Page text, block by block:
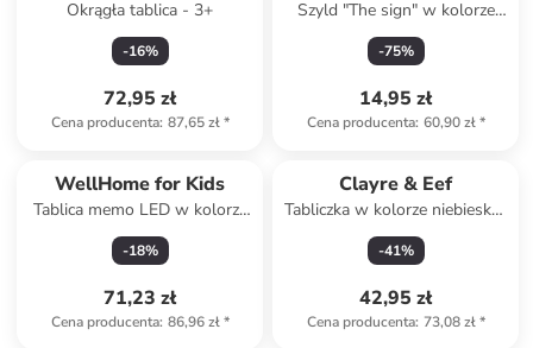
Okrągła tablica - 3+
-16%
72,95 zł
Cena producenta: 87,65 zł*
Szyld "The sign" w kolorze
jasnoróżowym - 21 x 7,6 cm
-75%
14,95 zł
Cena producenta: 60,90 zł*
WellHome for Kids
Tablica memo LED w kolorze
czarnym - 45 x 60 cm
-18%
71,23 zł
Cena producenta: 86,96 zł*
Clayre & Eef
Tabliczka w kolorze niebiesko-
żółtym z napisem - 50 x 40
cm
-41%
42,95 zł
Cena producenta: 73,08 zł*